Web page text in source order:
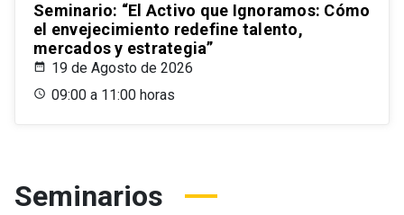
Seminario: “El Activo que Ignoramos: Cómo
el envejecimiento redefine talento,
mercados y estrategia”
19 de Agosto de 2026
09:00 a 11:00 horas
Seminarios